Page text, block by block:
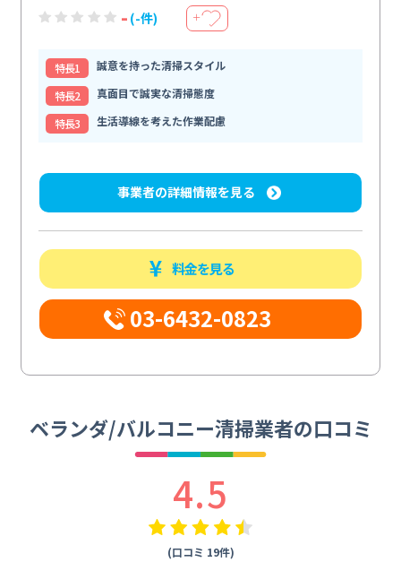
- (-件) ＋
特⻑1
誠意を持った清掃スタイル
特⻑2
真面目で誠実な清掃態度
特⻑3
生活導線を考えた作業配慮
事業者の詳細情報を見る
料金を見る
03-6432-0823
ベランダ/バルコニー清掃業者の口コミ
4.5
(口コミ 19件)